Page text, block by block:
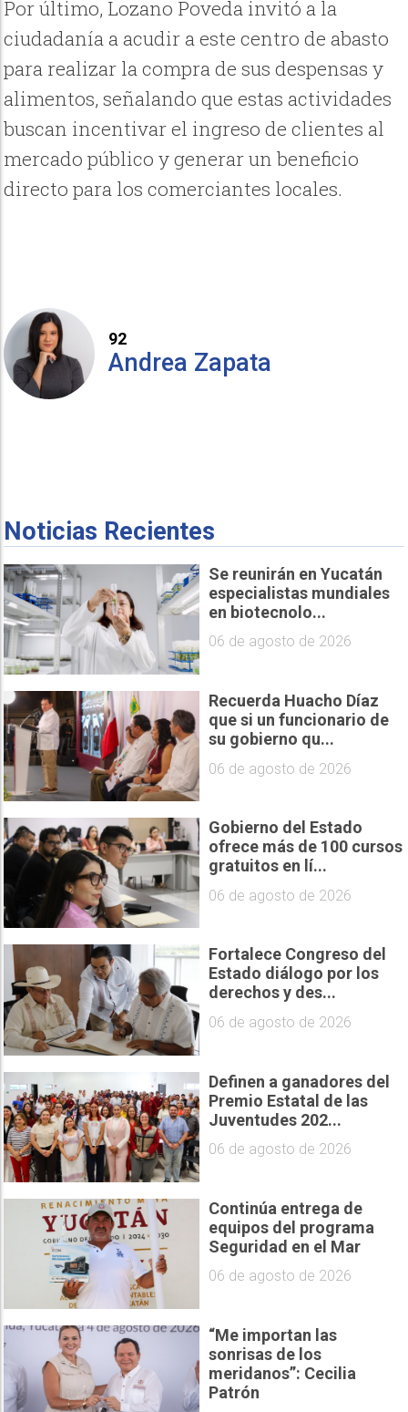
Por último, Lozano Poveda invitó a la
ciudadanía a acudir a este centro de abasto
para realizar la compra de sus despensas y
alimentos, señalando que estas actividades
buscan incentivar el ingreso de clientes al
mercado público y generar un beneficio
directo para los comerciantes locales.
92
Andrea Zapata
Noticias Recientes
Se reunirán en Yucatán
especialistas mundiales
en biotecnolo...
06 de agosto de 2026
Recuerda Huacho Díaz
que si un funcionario de
su gobierno qu...
06 de agosto de 2026
Gobierno del Estado
ofrece más de 100 cursos
gratuitos en lí...
06 de agosto de 2026
Fortalece Congreso del
Estado diálogo por los
derechos y des...
06 de agosto de 2026
Definen a ganadores del
Premio Estatal de las
Juventudes 202...
06 de agosto de 2026
Continúa entrega de
equipos del programa
Seguridad en el Mar
06 de agosto de 2026
“Me importan las
sonrisas de los
meridanos”: Cecilia
Patrón